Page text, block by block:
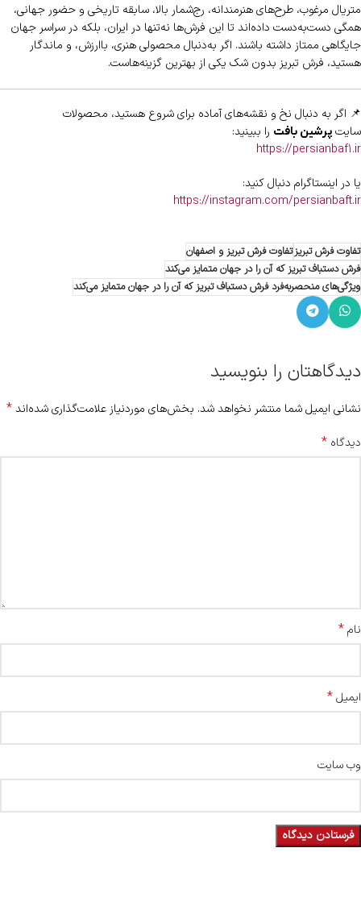
متریال مرغوب، طرح‌های هنرمندانه، رج‌شمار بالا، سابقه تاریخی و حضور جهانی،
همگی دست‌به‌دست داده‌اند تا این فرش‌ها نه‌تنها در ایران، بلکه در سراسر جهان
جایگاهی ممتاز داشته باشند. اگر به‌دنبال محصولی هنری، باارزش، و ماندگار
هستید، فرش تبریز بدون شک یکی از بهترین گزینه‌هاست.
📌 اگر به دنبال نخ و نقشه‌های آماده برای شروع هستید، محصولات
سایت پرشین بافت را ببینید:
https://persianbaf1.ir
یا در اینستاگرام دنبال کنید:
https://instagram.com/persianbaft.ir
تفاوت فرش تبریزتفاوت فرش تبریز و اصفهان
فرش دستباف تبریز که آن را در جهان متمایز می‌کند
ویژگی‌های منحصربه‌فرد فرش دستباف تبریز که آن را در جهان متمایز می‌کند
دیدگاهتان را بنویسید
نشانی ایمیل شما منتشر نخواهد شد. بخش‌های موردنیاز علامت‌گذاری شده‌اند*
دیدگاه *
نام*
ایمیل*
وب‌ سایت